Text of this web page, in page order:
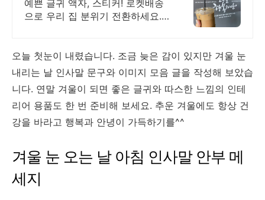
예쁜 글귀 액자, 스티커! 로켓배송
으로 우리 집 분위기 전환하세요.
오늘 첫눈이 내렸습니다. 조금 늦은 감이 있지만 겨울 눈
내리는 날 인사말 문구와 이미지 모음 글을 작성해 보았습
니다. 연말 겨울이 되면 좋은 글귀와 따스한 느낌의 인테
리어 용품도 한 번 준비해 보세요. 추운 겨울에도 항상 건
강을 바라고 행복과 안녕이 가득하기를^^
겨울 눈 오는 날 아침 인사말 안부 메
세지